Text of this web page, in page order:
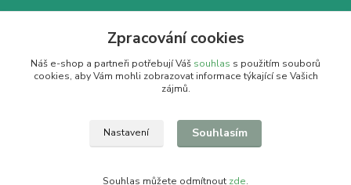
Denně 14:00 - 21:30 hod
dobracajovnafm@gmail.com
Pít dobrý čaj se vyplatí
Zpracování cookies
Náš e-shop a partneři potřebují Váš souhlas s použitím souborů
cookies, aby Vám mohli zobrazovat informace týkající se Vašich
zájmů.
Nastavení Souhlasím
Souhlas můžete odmítnout zde.